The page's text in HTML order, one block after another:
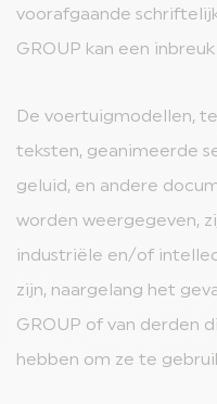
voorafgaande
GROUP kan een
De voertuigmodellen,
teksten, geanimeerde
geluid, en andere
worden weergegeven,
industriële en/of
zijn, naargelang het
GROUP of van derden
hebben om ze te